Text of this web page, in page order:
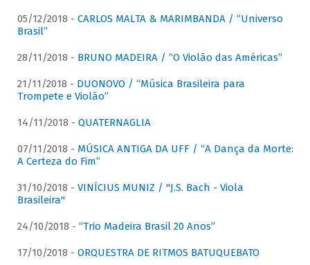
05/12/2018 - CARLOS MALTA & MARIMBANDA / “Universo
Brasil”
28/11/2018 - BRUNO MADEIRA / “O Violão das Américas”
21/11/2018 - DUONOVO / “Música Brasileira para
Trompete e Violão”
14/11/2018 - QUATERNAGLIA
07/11/2018 - MÚSICA ANTIGA DA UFF / “A Dança da Morte:
A Certeza do Fim”
31/10/2018 - VINÍCIUS MUNIZ / "J.S. Bach - Viola
Brasileira"
24/10/2018 - “Trio Madeira Brasil 20 Anos”
17/10/2018 - ORQUESTRA DE RITMOS BATUQUEBATO